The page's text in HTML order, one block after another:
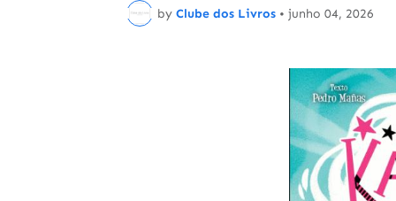
by Clube dos Livros • junho 04, 2026